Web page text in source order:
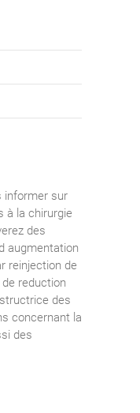
informer sur
à la chirurgie
des
augmentation
reinjection de
reduction
des
concernant la
des